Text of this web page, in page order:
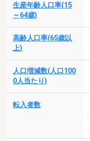
生産年齢人口率(15
～64歳)
高齢人口率(65歳以
上)
人口増減数(人口100
0人当たり)
転入者数